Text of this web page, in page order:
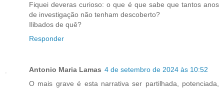
Fiquei deveras curioso: o que é que sabe que tantos anos
de investigação não tenham descoberto?
Ilibados de quê?
Responder
Antonio Maria Lamas 4 de setembro de 2024 às 10:52
O mais grave é esta narrativa ser partilhada, potenciada,